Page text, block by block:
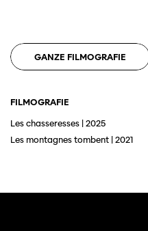
GANZE FILMOGRAFIE
FILMOGRAFIE
Les chasseresses | 2025
Les montagnes tombent | 2021